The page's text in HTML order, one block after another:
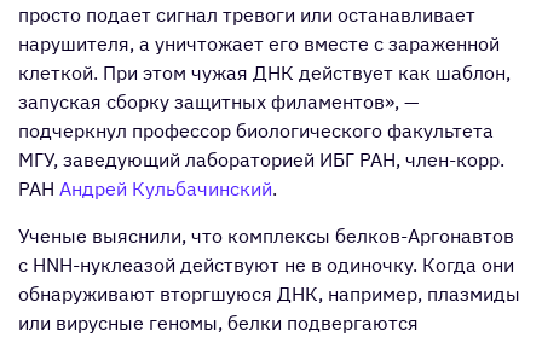
просто подает сигнал тревоги или останавливает
нарушителя, а уничтожает его вместе с зараженной
клеткой. При этом чужая ДНК действует как шаблон,
запуская сборку защитных филаментов», —
подчеркнул профессор биологического факультета
МГУ, заведующий лабораторией ИБГ РАН, член-корр.
РАН Андрей Кульбачинский.
Ученые выяснили, что комплексы белков-Аргонавтов
с HNH-нуклеазой действуют не в одиночку. Когда они
обнаруживают вторгшуюся ДНК, например, плазмиды
или вирусные геномы, белки подвергаются